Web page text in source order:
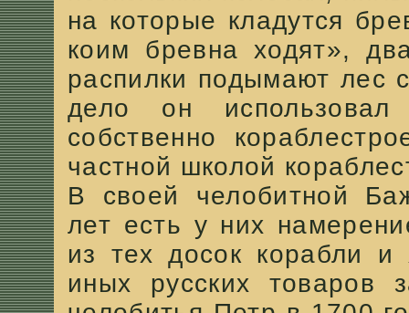
на которые кладутся
коим бревна ходят»,
распилки подымают лес
дело он
собственно
частной школой
В своей челобитной
лет есть у них
из тех досок корабли и
иных русских товаров